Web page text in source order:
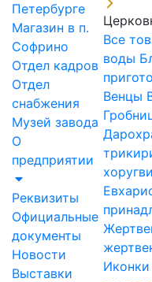
Петербурге
Магазин в п.
Софрино
Отдел кадров
Отдел
снабжения
Музей завода
О
предприятии
Реквизиты
Официальные
документы
Новости
Выставки
Все
воды
Венцы